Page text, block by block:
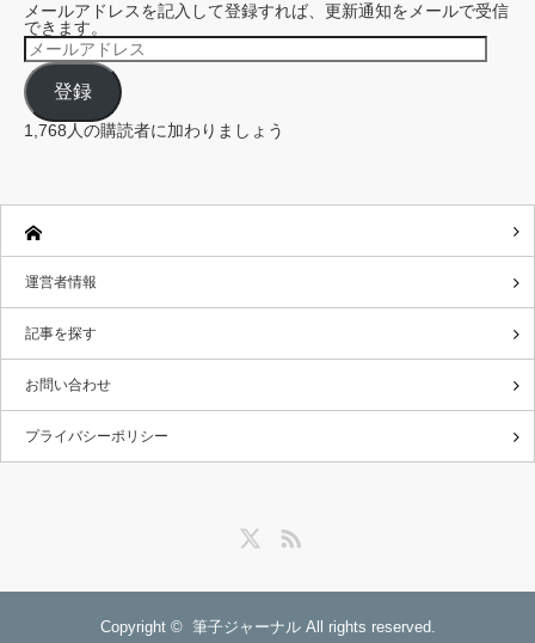
メールアドレスを記入して登録すれば、更新通知をメールで受信
できます。
メ
ー
ル
ア
ド
レ
ス
登録
1,768人の購読者に加わりましょう
運営者情報
記事を探す
お問い合わせ
プライバシーポリシー
Copyright © 筆子ジャーナルAll rights reserved.